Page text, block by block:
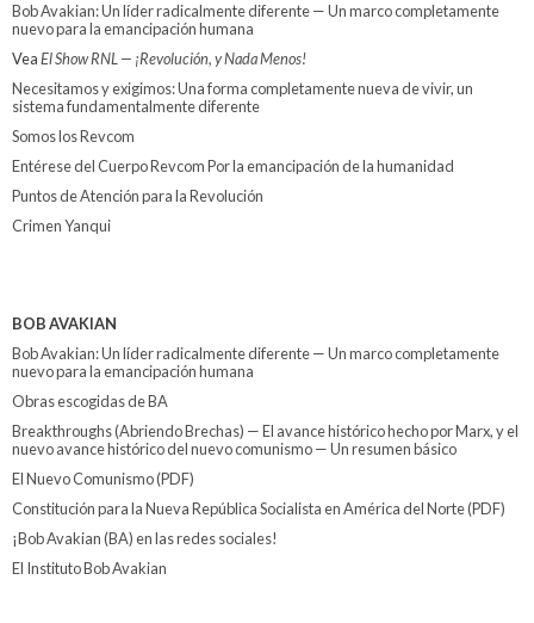
Bob Avakian: Un líder radicalmente diferente — Un marco completamente
nuevo para la emancipación humana
VeaEl Show RNL — ¡Revolución, y Nada Menos!
Necesitamos y exigimos: Una forma completamente nueva de vivir, un
sistema fundamentalmente diferente
Somos los Revcom
Entérese del Cuerpo Revcom Por la emancipación de la humanidad
Puntos de Atención para la Revolución
Crimen Yanqui
BOB AVAKIAN
Bob Avakian: Un líder radicalmente diferente — Un marco completamente
nuevo para la emancipación humana
Obras escogidas de BA
Breakthroughs (Abriendo Brechas) — El avance histórico hecho por Marx, y el
nuevo avance histórico del nuevo comunismo — Un resumen básico
El Nuevo Comunismo (PDF)
Constitución para la Nueva República Socialista en América del Norte (PDF)
¡Bob Avakian (BA) en las redes sociales!
El Instituto Bob Avakian